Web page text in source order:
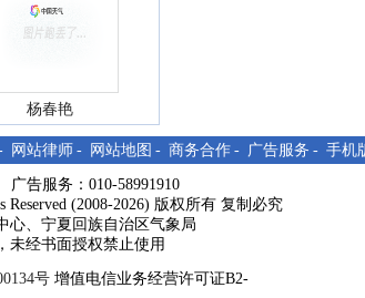
雪润塞上济春旱
月7号《宁夏：酿酒
杨春艳
网站律师 - 网站地图 - 商务合作 - 广告服务 - 手机
广告服务：010-58991910
(2008-2026) 版权所有 复制必究
心、宁夏回族自治区气象局
，未经书面授权禁止使用
号 增值电信业务经营许可证B2-